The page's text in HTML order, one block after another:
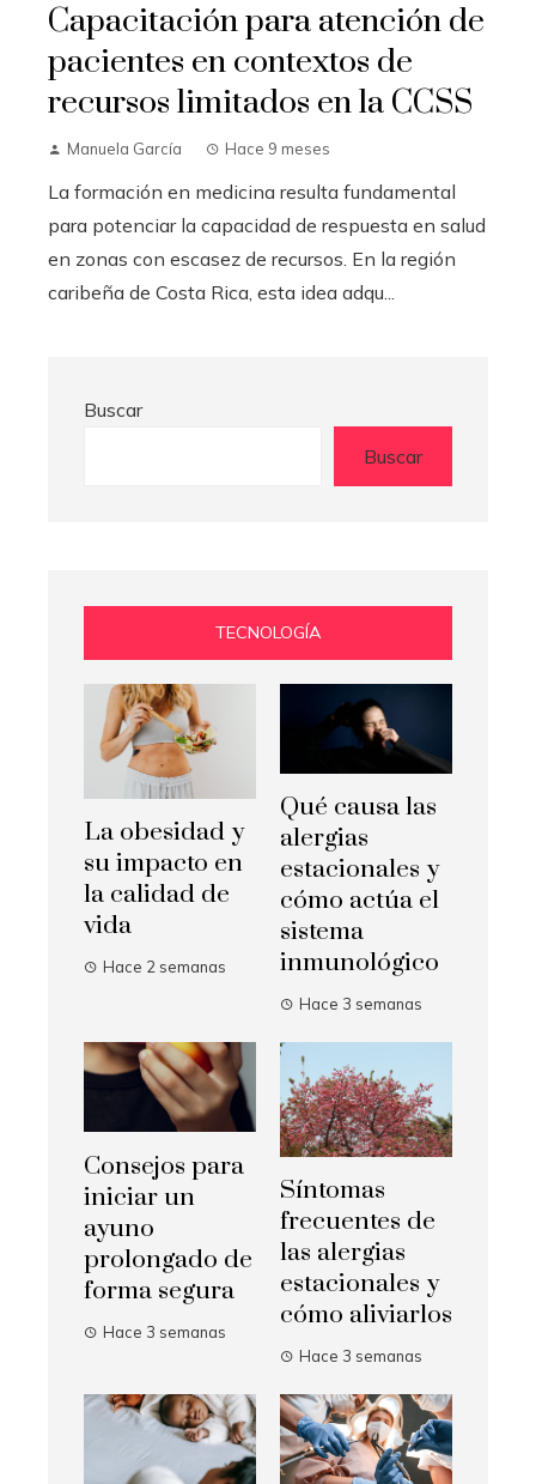
Capacitación para atención de
pacientes en contextos de
recursos limitados en la CCSS
Manuela García Hace 9 meses
La formación en medicina resulta fundamental
para potenciar la capacidad de respuesta en salud
en zonas con escasez de recursos. En la región
caribeña de Costa Rica, esta idea adqu...
Buscar
Buscar
TECNOLOGÍA
La obesidad y
su impacto en
la calidad de
vida
Hace 2 semanas
Qué causa las
alergias
estacionales y
cómo actúa el
sistema
inmunológico
Hace 3 semanas
Consejos para
iniciar un
ayuno
prolongado de
forma segura
Hace 3 semanas
Síntomas
frecuentes de
las alergias
estacionales y
cómo aliviarlos
Hace 3 semanas